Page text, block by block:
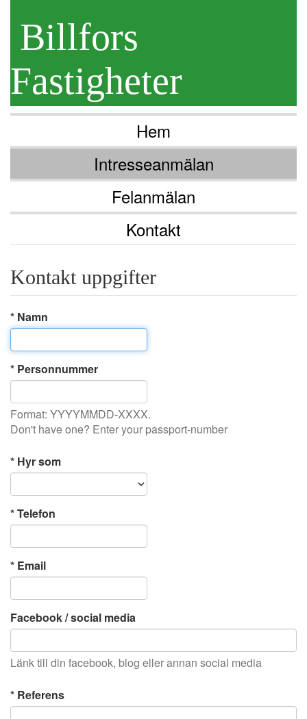
Billfors
Fastigheter
Hem
Intresseanmälan
Felanmälan
Kontakt
Kontakt uppgifter
* Namn
* Personnummer
Format: YYYYMMDD-XXXX.
Don't have one? Enter your passport-number
* Hyr som
* Telefon
* Email
Facebook / social media
Länk till din facebook, blog eller annan social media
* Referens